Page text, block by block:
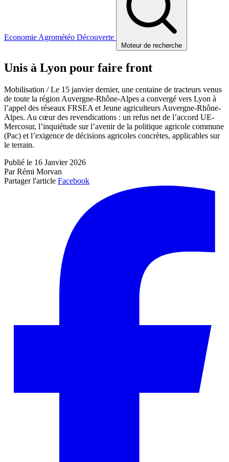
Economie Agrométéo Découverte
Moteur de recherche
Unis à Lyon pour faire front
Mobilisation / Le 15 janvier dernier, une centaine de tracteurs venus
de toute la région Auvergne-Rhône-Alpes a convergé vers Lyon à
l’appel des réseaux FRSEA et Jeune agriculteurs Auvergne-Rhône-
Alpes. Au cœur des revendications : un refus net de l’accord UE-
Mercosur, l’inquiétude sur l’avenir de la politique agricole commune
(Pac) et l’exigence de décisions agricoles concrètes, applicables sur
le terrain.
Publié le 16 Janvier 2026
Par Rémi Morvan
Partager l'article Facebook